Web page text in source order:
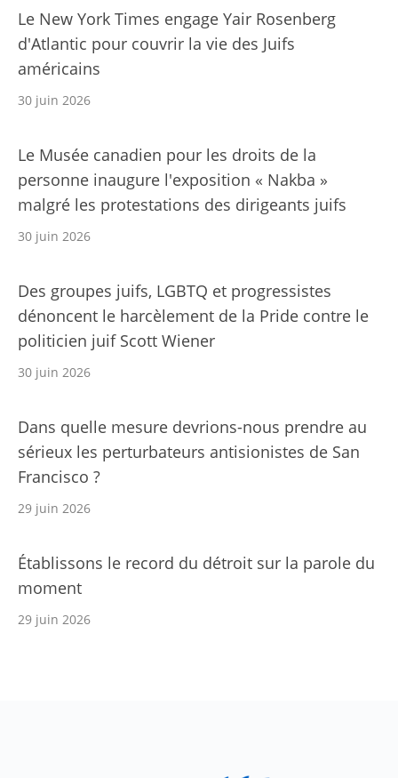
Le New York Times engage Yair Rosenberg
d'Atlantic pour couvrir la vie des Juifs
américains
30 juin 2026
Le Musée canadien pour les droits de la
personne inaugure l'exposition « Nakba »
malgré les protestations des dirigeants juifs
30 juin 2026
Des groupes juifs, LGBTQ et progressistes
dénoncent le harcèlement de la Pride contre le
politicien juif Scott Wiener
30 juin 2026
Dans quelle mesure devrions-nous prendre au
sérieux les perturbateurs antisionistes de San
Francisco ?
29 juin 2026
Établissons le record du détroit sur la parole du
moment
29 juin 2026